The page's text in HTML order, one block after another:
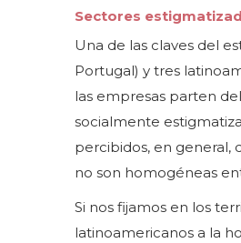
Sectores
Una de las claves del
Portugal) y tres
las empresas parten
socialmente
percibidos, en general,
no son homogéneas
Si nos fijamos en los
latinoamericanos a la